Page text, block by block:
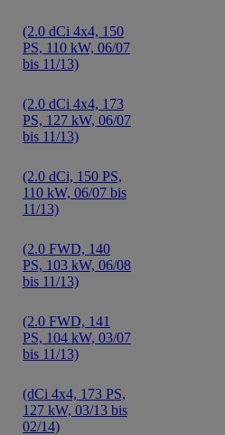
(2.0 dCi 4x4, 150
PS, 110 kW, 06/07
bis 11/13)
(2.0 dCi 4x4, 173
PS, 127 kW, 06/07
bis 11/13)
(2.0 dCi, 150 PS,
110 kW, 06/07 bis
11/13)
(2.0 FWD, 140
PS, 103 kW, 06/08
bis 11/13)
(2.0 FWD, 141
PS, 104 kW, 03/07
bis 11/13)
(dCi 4x4, 173 PS,
127 kW, 03/13 bis
02/14)